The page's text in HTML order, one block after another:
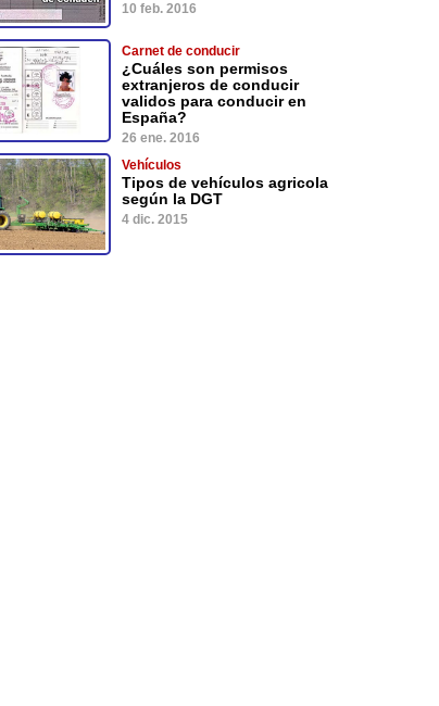
10 feb. 2016
Carnet de conducir
¿Cuáles son permisos
extranjeros de conducir
validos para conducir en
España?
26 ene. 2016
Vehículos
Tipos de vehículos agricola
según la DGT
4 dic. 2015